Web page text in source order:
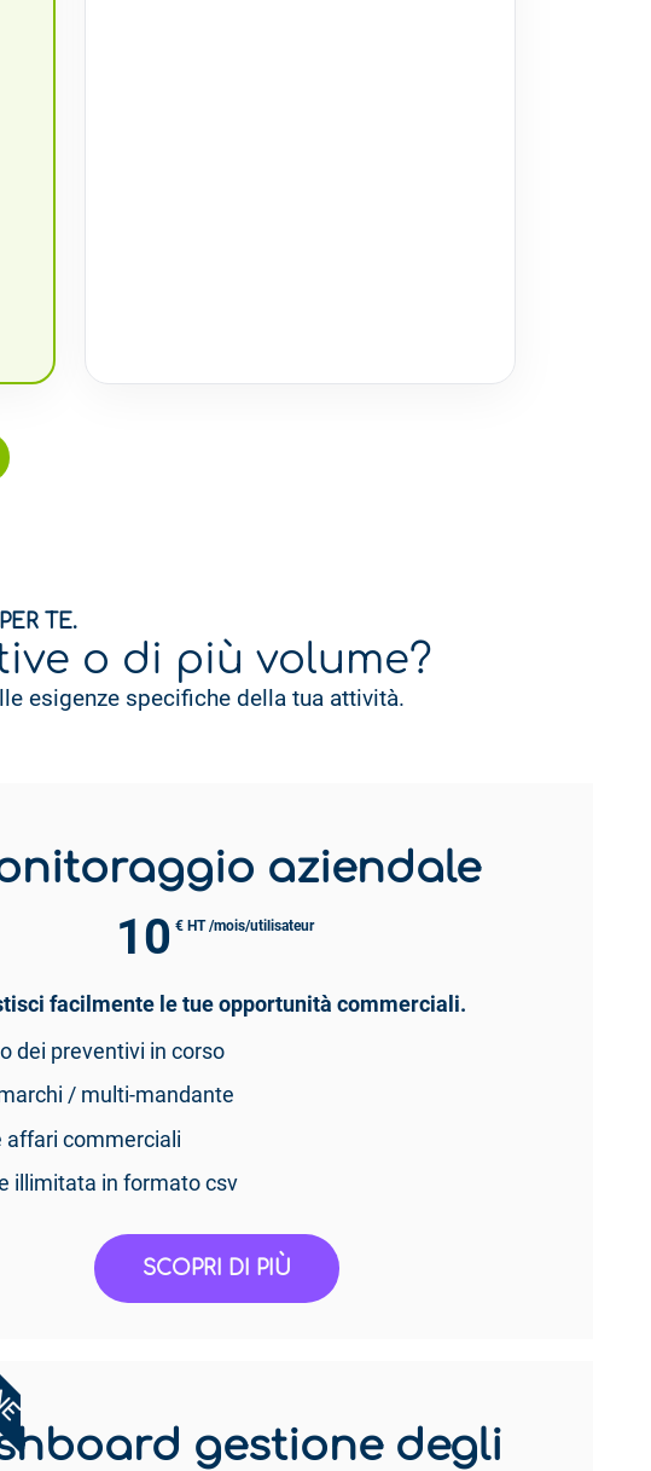
TE.
o di più volume?
esigenze specifiche della tua attività.
aziendale
10 € HT /mois/utilisateur
facilmente le tue opportunità commerciali.
dei preventivi in corso
/ multi-mandante
affari commerciali
illimitata in formato csv
SCOPRI DI PIÙ
gestione degli